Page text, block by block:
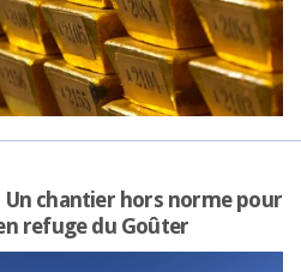
chantier hors norme pour
refuge du Goûter